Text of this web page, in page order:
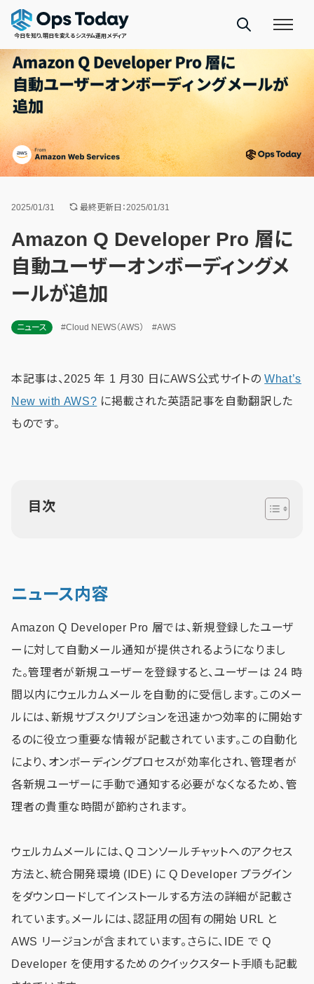
今日を知り、明日を変えるシステム運用メディア
2025/01/31 最終更新日：2025/01/31
Amazon Q Developer Pro 層に
自動ユーザーオンボーディングメ
ールが追加
ニュース #Cloud NEWS（AWS） #AWS
本記事は、2025 年 1 月30 日にAWS公式サイトのWhat’s
New with AWS? に掲載された英語記事を自動翻訳した
ものです。
目次
ニュース内容
Amazon Q Developer Pro 層では、新規登録したユーザ
ーに対して自動メール通知が提供されるようになりまし
た。管理者が新規ユーザーを登録すると、ユーザーは 24 時
間以内にウェルカムメールを自動的に受信します。このメー
ルには、新規サブスクリプションを迅速かつ効率的に開始す
るのに役立つ重要な情報が記載されています。この自動化
により、オンボーディングプロセスが効率化され、管理者が
各新規ユーザーに手動で通知する必要がなくなるため、管
理者の貴重な時間が節約されます。
ウェルカムメールには、Q コンソールチャットへのアクセス
方法と、統合開発環境 (IDE) に Q Developer プラグイン
をダウンロードしてインストールする方法の詳細が記載さ
れています。メールには、認証用の固有の開始 URL と
AWS リージョンが含まれています。さらに、IDE で Q
Developer を使用するためのクイックスタート手順も記載